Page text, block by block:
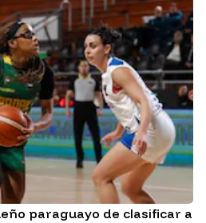
paraguayo de clasificar a